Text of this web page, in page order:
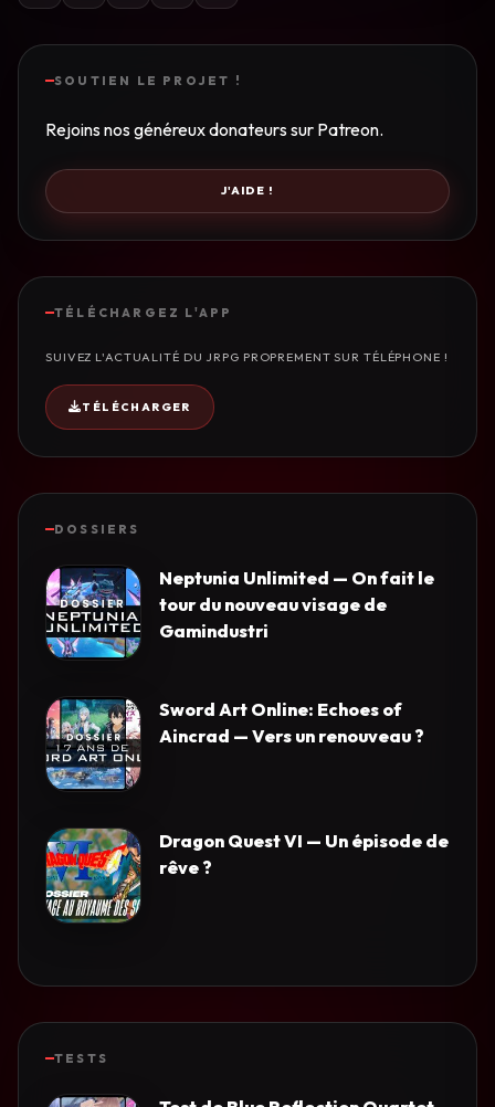
SOUTIEN LE PROJET !
Rejoins nos généreux donateurs sur Patreon.
J'AIDE !
TÉLÉCHARGEZ L'APP
SUIVEZ L'ACTUALITÉ DU JRPG PROPREMENT SUR TÉLÉPHONE !
TÉLÉCHARGER
DOSSIERS
Neptunia Unlimited — On fait le
tour du nouveau visage de
Gamindustri
Sword Art Online: Echoes of
Aincrad — Vers un renouveau ?
Dragon Quest VI — Un épisode de
rêve ?
TESTS